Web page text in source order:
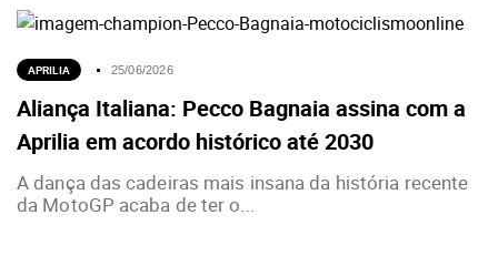
APRILIA 25/06/2026
Aliança Italiana: Pecco Bagnaia assina com a
Aprilia em acordo histórico até 2030
A dança das cadeiras mais insana da história recente
da MotoGP acaba de ter o...